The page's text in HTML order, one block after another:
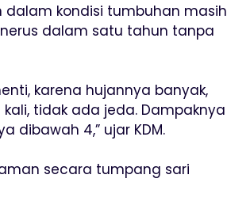
kondisi tumbuhan masih
dalam satu tahun tanpa
karena hujannya banyak,
tidak ada jeda. Dampaknya
dibawah 4,” ujar KDM.
secara tumpang sari